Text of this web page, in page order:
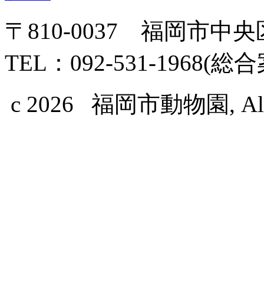
〒810-0037 福岡市中央
TEL：092-531-1968(総
c 2026 福岡市動物園,